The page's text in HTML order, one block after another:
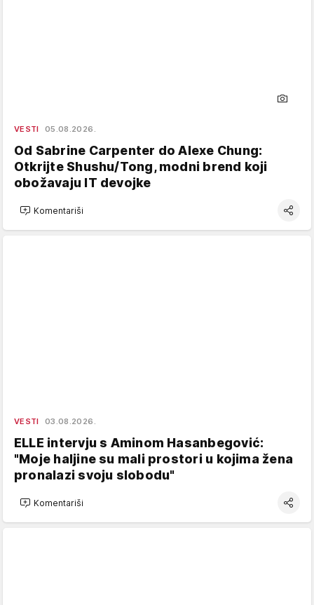
VESTI 05.08.2026.
Od Sabrine Carpenter do Alexe Chung:
Otkrijte Shushu/Tong, modni brend koji
obožavaju IT devojke
Komentariši
VESTI 03.08.2026.
ELLE intervju s Aminom Hasanbegović:
"Moje haljine su mali prostori u kojima žena
pronalazi svoju slobodu"
Komentariši